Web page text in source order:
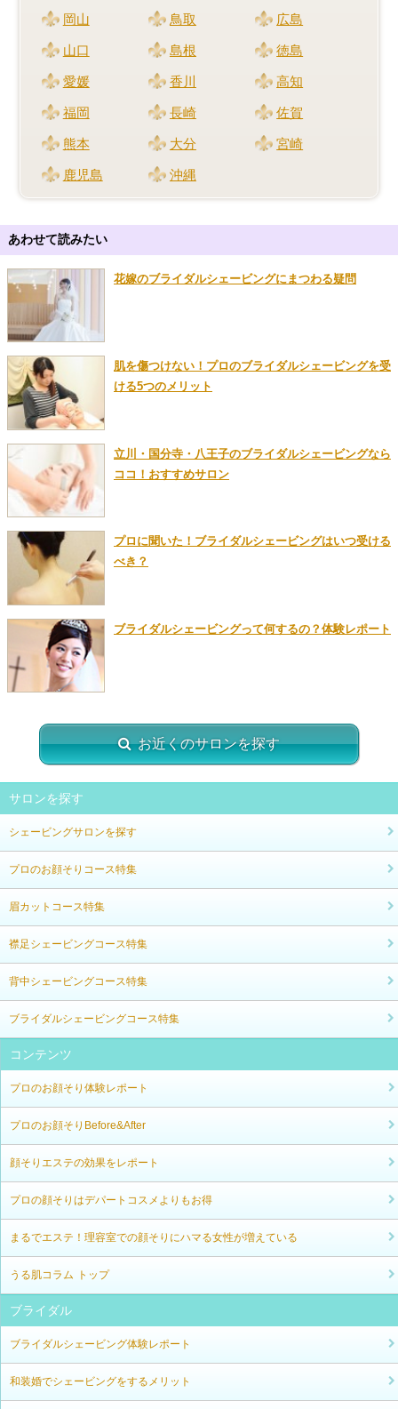
岡山 鳥取 広島
山口 島根 徳島
愛媛 香川 高知
福岡 長崎 佐賀
熊本 大分 宮崎
鹿児島 沖縄
あわせて読みたい
花嫁のブライダルシェービングにまつわる疑問
肌を傷つけない！プロのブライダルシェービングを受
ける5つのメリット
立川・国分寺・八王子のブライダルシェービングなら
ココ！おすすめサロン
プロに聞いた！ブライダルシェービングはいつ受ける
べき？
ブライダルシェービングって何するの？体験レポート
お近くのサロンを探す
サロンを探す
シェービングサロンを探す
プロのお顔そりコース特集
眉カットコース特集
襟足シェービングコース特集
背中シェービングコース特集
ブライダルシェービングコース特集
コンテンツ
プロのお顔そり体験レポート
プロのお顔そりBefore&After
顔そりエステの効果をレポート
プロの顔そりはデパートコスメよりもお得
まるでエステ！理容室での顔そりにハマる女性が増えている
うる肌コラム トップ
ブライダル
ブライダルシェービング体験レポート
和装婚でシェービングをするメリット